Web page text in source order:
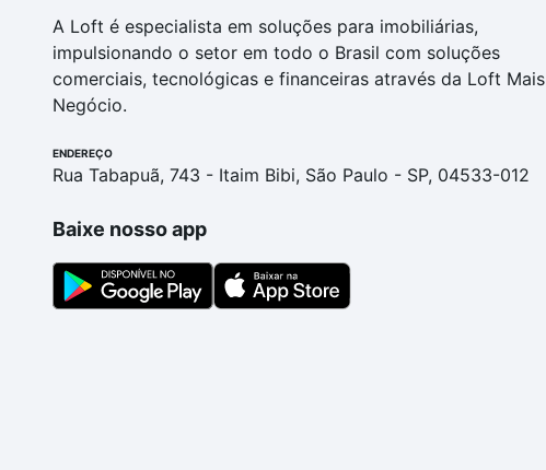
A Loft é especialista em soluções para imobiliárias,
impulsionando o setor em todo o Brasil com soluções
comerciais, tecnológicas e financeiras através da Loft Mais
Negócio.
ENDEREÇO
Rua Tabapuã, 743 - Itaim Bibi, São Paulo - SP, 04533-012
Baixe nosso app